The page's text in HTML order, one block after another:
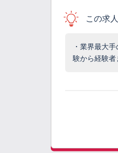
この求
・業界最大
験から経験